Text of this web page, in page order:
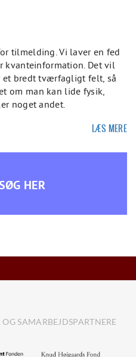
tilmelding. Vi laver en fed
kvanteinformation. Det vil
et bredt tværfagligt felt, så
om man kan lide fysik,
noget andet.
LÆS MERE
HER
SAMARBEJDSPARTNERE